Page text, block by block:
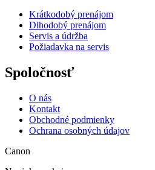
Krátkodobý prenájom
Dlhodobý prenájom
Servis a údržba
Požiadavka na servis
Spoločnosť
O nás
Kontakt
Obchodné podmienky
Ochrana osobných údajov
Canon